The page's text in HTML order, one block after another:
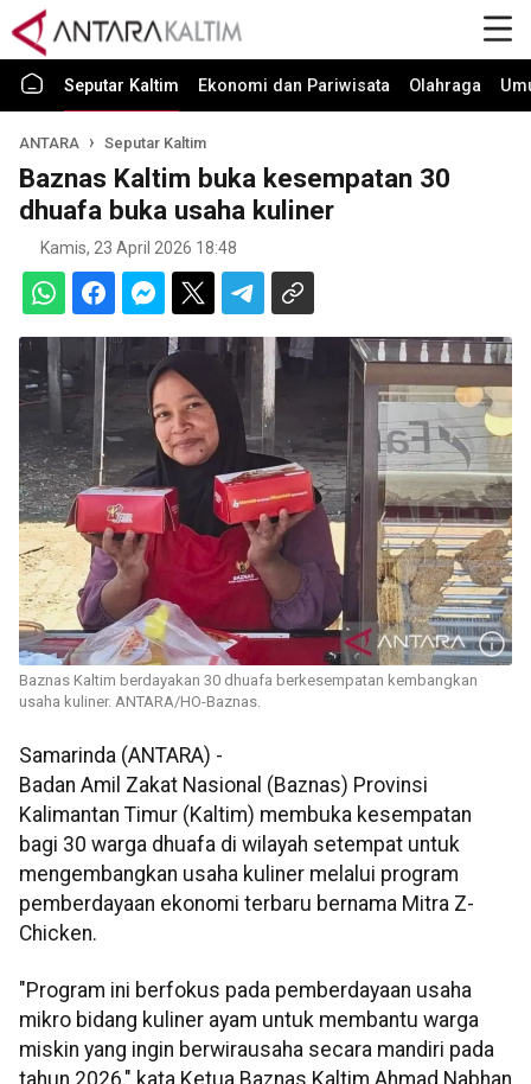
Seputar Kaltim Ekonomi dan Pariwisata Olahraga
ANTARA Seputar Kaltim
Baznas Kaltim buka kesempatan 30
dhuafa buka usaha kuliner
Kamis, 23 April 2026 18:48
Baznas Kaltim berdayakan 30 dhuafa berkesempatan kembangkan
usaha kuliner. ANTARA/HO-Baznas.
Samarinda (ANTARA) -
Badan Amil Zakat Nasional (Baznas) Provinsi
Kalimantan Timur (Kaltim) membuka kesempatan
bagi 30 warga dhuafa di wilayah setempat untuk
mengembangkan usaha kuliner melalui program
pemberdayaan ekonomi terbaru bernama Mitra Z-
Chicken.
"Program ini berfokus pada pemberdayaan usaha
mikro bidang kuliner ayam untuk membantu warga
miskin yang ingin berwirausaha secara mandiri pada
tahun 2026," kata Ketua Baznas Kaltim Ahmad Nabhan